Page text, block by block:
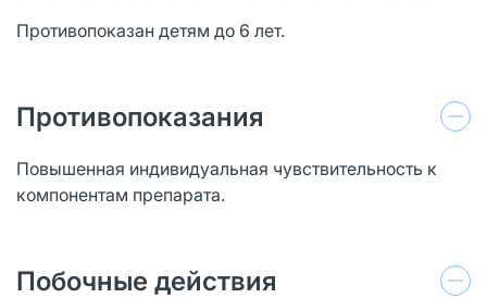
Противопоказан детям до 6 лет.
Противопоказания
Повышенная индивидуальная чувствительность к
компонентам препарата.
Побочные действия